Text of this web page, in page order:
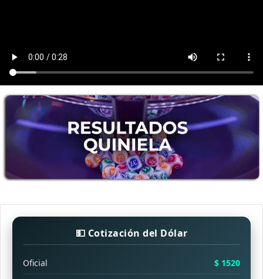
💵 Cotización del Dólar
Oficial
$ 1520